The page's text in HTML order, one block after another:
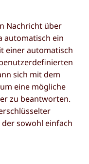
Nachricht über
automatisch ein
einer automatisch
sich mit dem
eine mögliche
zu beantworten.
sowohl einfach